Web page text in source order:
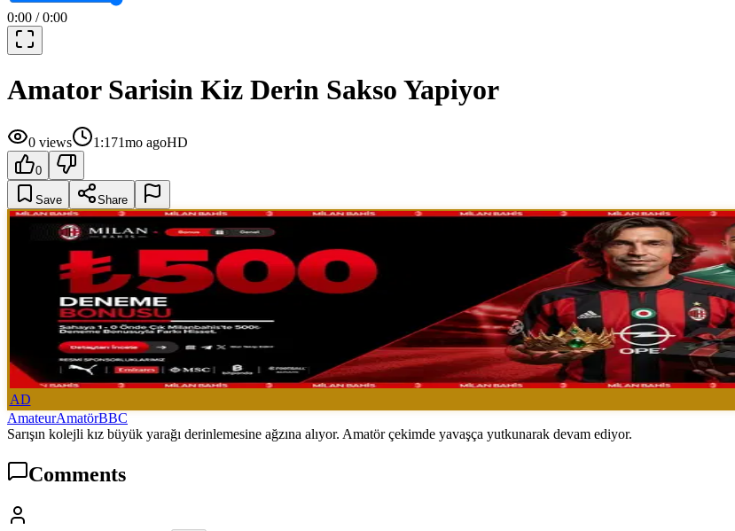
0:00 /0:00
Amator Sarisin Kiz Derin Sakso Yapiyor
0 views 1:171mo agoHD
0
Save Share
AD
AmateurAmatörBBC
Sarışın kolejli kız büyük yarağı derinlemesine ağzına alıyor. Amatör çekimde yavaşça yutkunarak devam ediyor.
Comments